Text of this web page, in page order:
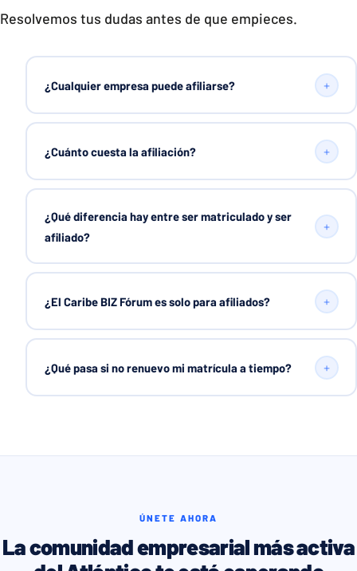
Resolvemos tus dudas antes de que empieces.
¿Cualquier empresa puede afiliarse? +
¿Cuánto cuesta la afiliación? +
¿Qué diferencia hay entre ser matriculado y ser
afiliado?
+
¿El Caribe BIZ Fórum es solo para afiliados? +
¿Qué pasa si no renuevo mi matrícula a tiempo? +
ÚNETE AHORA
La comunidad empresarial más activa